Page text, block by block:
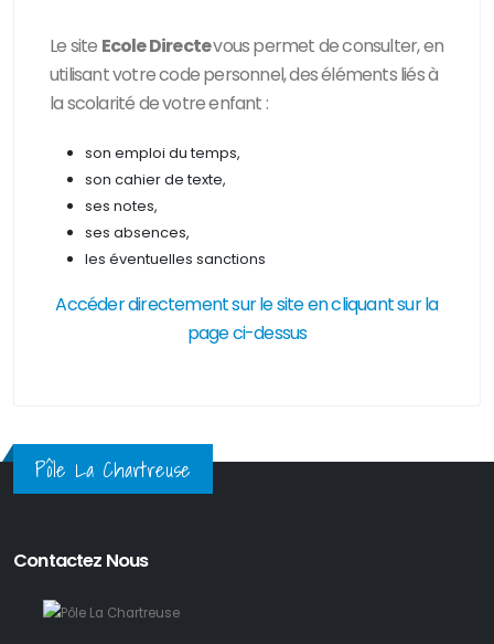
Le site Ecole Directevous permet de consulter, en
utilisant votre code personnel, deséléments liés à
la scolarité de votre enfant :
son emploi du temps,
son cahier de texte,
ses notes,
ses absences,
les éventuelles sanctions
Accéder directement sur le site en cliquant sur la
page ci-dessus
Pôle La Chartreuse
Contactez Nous